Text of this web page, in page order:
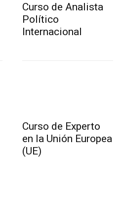
Curso de Analista
Político
Internacional
Curso de Experto
en la Unión Europea
(UE)